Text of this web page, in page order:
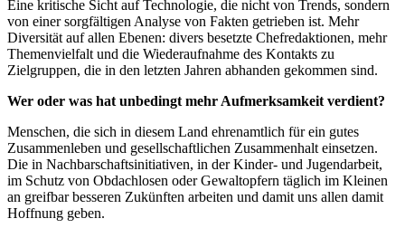
Eine kritische Sicht auf Technologie, die nicht von Trends, sondern
von einer sorgfältigen Analyse von Fakten getrieben ist. Mehr
Diversität auf allen Ebenen: divers besetzte Chefredaktionen, mehr
Themenvielfalt und die Wiederaufnahme des Kontakts zu
Zielgruppen, die in den letzten Jahren abhanden gekommen sind.
Wer oder was hat unbedingt mehr Aufmerksamkeit verdient?
Menschen, die sich in diesem Land ehrenamtlich für ein gutes
Zusammenleben und gesellschaftlichen Zusammenhalt einsetzen.
Die in Nachbarschaftsinitiativen, in der Kinder- und Jugendarbeit,
im Schutz von Obdachlosen oder Gewaltopfern täglich im Kleinen
an greifbar besseren Zukünften arbeiten und damit uns allen damit
Hoffnung geben.